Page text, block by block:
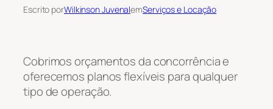
Escrito porWilkinson JuvenalemServiços e Locação
Cobrimos orçamentos da concorrência e
oferecemos planos flexíveis para qualquer
tipo de operação.